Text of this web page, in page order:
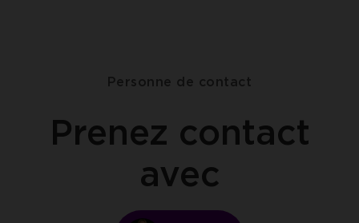
Personne de contact
Prenez contact
avec